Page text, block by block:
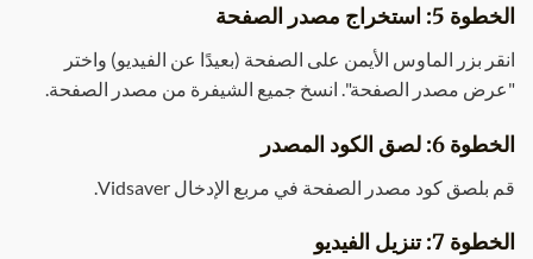
الخطوة 5: استخراج مصدر الصفحة
انقر بزر الماوس الأيمن على الصفحة (بعيدًا عن الفيديو) واختر
"عرض مصدر الصفحة". انسخ جميع الشيفرة من مصدر الصفحة.
الخطوة 6: لصق الكود المصدر
قم بلصق كود مصدر الصفحة في مربع الإدخال Vidsaver.
الخطوة 7: تنزيل الفيديو